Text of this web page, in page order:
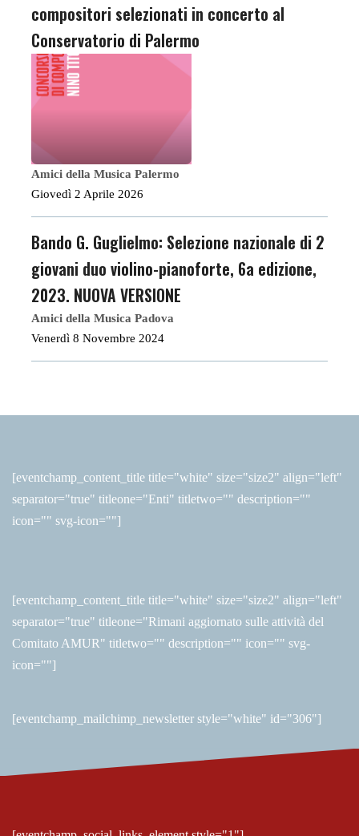
compositori selezionati in concerto al
Conservatorio di Palermo
Amici della Musica Palermo
Giovedì 2 Aprile 2026
Bando G. Guglielmo: Selezione nazionale di 2
giovani duo violino-pianoforte, 6a edizione,
2023. NUOVA VERSIONE
Amici della Musica Padova
Venerdì 8 Novembre 2024
[eventchamp_content_title title="white" size="size2" align="left"
separator="true" titleone="Enti" titletwo="" description=""
icon="" svg-icon=""]
[eventchamp_content_title title="white" size="size2" align="left"
separator="true" titleone="Rimani aggiornato sulle attività del
Comitato AMUR" titletwo="" description="" icon="" svg-
icon=""]
[eventchamp_mailchimp_newsletter style="white" id="306"]